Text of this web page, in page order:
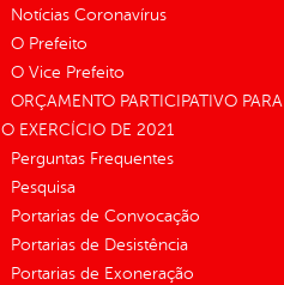
Notícias Coronavírus
O Prefeito
O Vice Prefeito
ORÇAMENTO PARTICIPATIVO PARA
O EXERCÍCIO DE 2021
Perguntas Frequentes
Pesquisa
Portarias de Convocação
Portarias de Desistência
Portarias de Exoneração